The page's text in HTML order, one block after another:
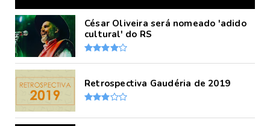
César Oliveira será nomeado 'adido
cultural' do RS
Retrospectiva Gaudéria de 2019